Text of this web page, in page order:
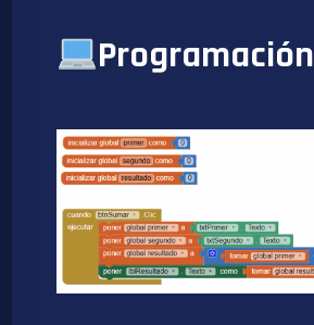
Programación